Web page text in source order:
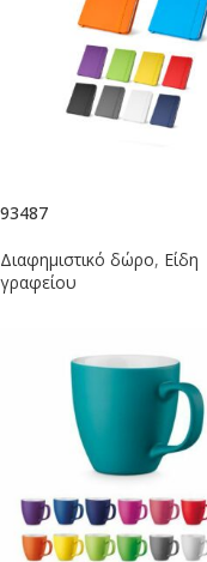
93487
Διαφημιστικό δώρο, Είδη
γραφείου